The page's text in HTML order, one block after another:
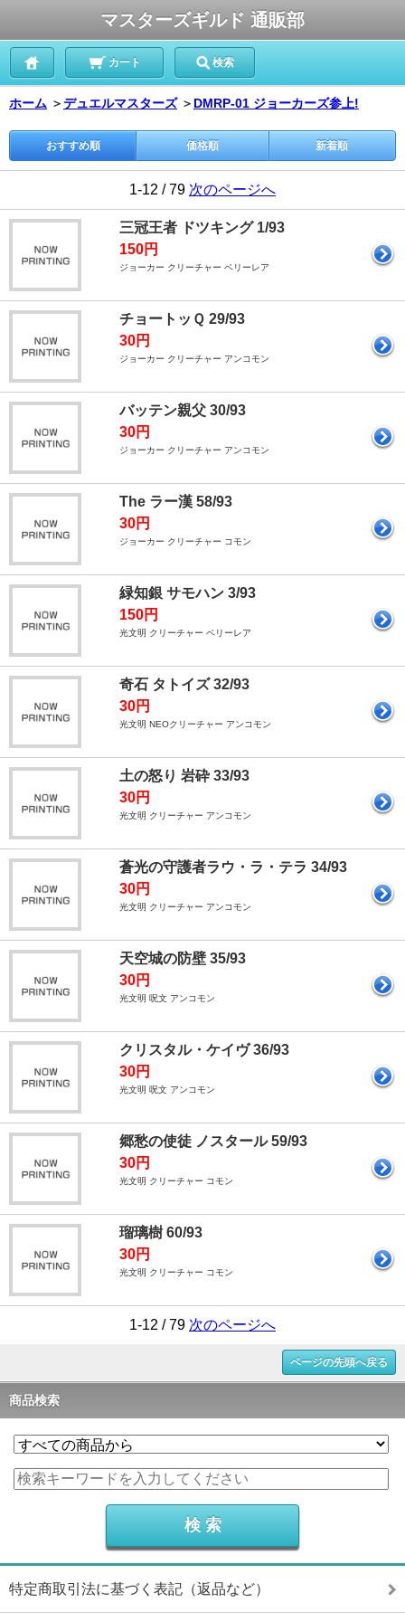
マスターズギルド 通販部
カート 検索
ホーム ＞デュエルマスターズ ＞ DMRP-01 ジョーカーズ参上!
おすすめ順 価格順 新着順
1-12 / 79 次のページへ
三冠王者 ドツキング 1/93
150円
ジョーカー クリーチャー ベリーレア
チョートッＱ 29/93
30円
ジョーカー クリーチャー アンコモン
バッテン親父 30/93
30円
ジョーカー クリーチャー アンコモン
The ラー漢 58/93
30円
ジョーカー クリーチャー コモン
緑知銀 サモハン 3/93
150円
光文明 クリーチャー ベリーレア
奇石 タトイズ 32/93
30円
光文明 NEOクリーチャー アンコモン
土の怒り 岩砕 33/93
30円
光文明 クリーチャー アンコモン
蒼光の守護者ラウ・ラ・テラ 34/93
30円
光文明 クリーチャー アンコモン
天空城の防壁 35/93
30円
光文明 呪文 アンコモン
クリスタル・ケイヴ 36/93
30円
光文明 呪文 アンコモン
郷愁の使徒 ノスタール 59/93
30円
光文明 クリーチャー コモン
瑠璃樹 60/93
30円
光文明 クリーチャー コモン
1-12 / 79 次のページへ
ページの先頭へ戻る
商品検索
特定商取引法に基づく表記（返品など）